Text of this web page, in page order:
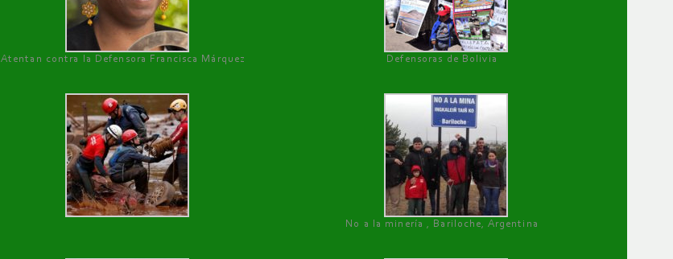
Atentan contra la Defensora Francisca Márquez Defensoras de Bolivia
No a la minería , Bariloche, Argentina